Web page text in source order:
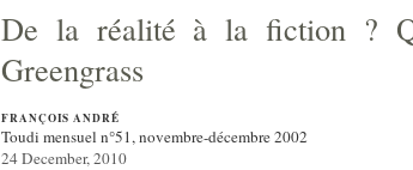
De la réalité à la fiction ?
Greengrass
FRANÇOIS ANDRÉ
Toudi mensuel n°51, novembre-décembre 2002
24 December, 2010